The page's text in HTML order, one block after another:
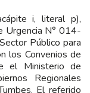
i, literal p),
Urgencia N° 014-
Público para
los Convenios de
el Ministerio de
Regionales
El referido